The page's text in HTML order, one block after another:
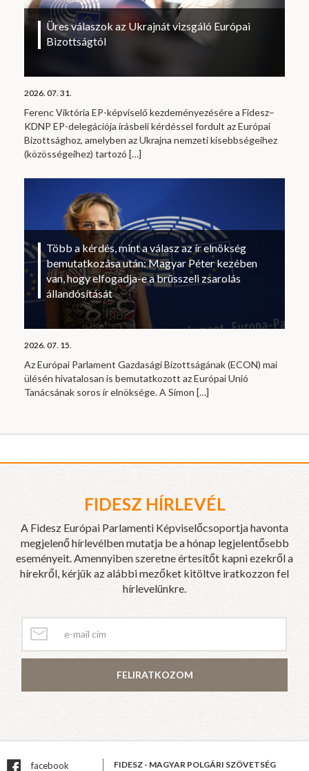
Üres válaszok az Ukrajnát vizsgáló Európai
Bizottságtól
2026. 07. 31.
Ferenc Viktória EP-képviselő kezdeményezésére a Fidesz–
KDNP EP-delegációja írásbeli kérdéssel fordult az Európai
Bizottsághoz, amelyben az Ukrajna nemzeti kisebbségeihez
(közösségeihez) tartozó […]
Több a kérdés, mint a válasz az ír elnökség
bemutatkozása után: Magyar Péter kezében
van, hogy elfogadja-e a brüsszeli zsarolás
állandósítását
2026. 07. 15.
Az Európai Parlament Gazdasági Bizottságának (ECON) mai
ülésén hivatalosan is bemutatkozott az Európai Unió
Tanácsának soros ír elnöksége. A Simon […]
FIDESZ HÍRLEVÉL
A Fidesz Európai Parlamenti Képviselőcsoportja havonta
megjelenő hírlevélben mutatja be a hónap legjelentősebb
eseményeit. Amennyiben szeretne értesítőt kapni ezekről a
hírekről, kérjük az alábbi mezőket kitöltve iratkozzon fel
hírlevelünkre.
FELIRATKOZOM
facebook
FIDESZ - MAGYAR POLGÁRI SZÖVETSÉG